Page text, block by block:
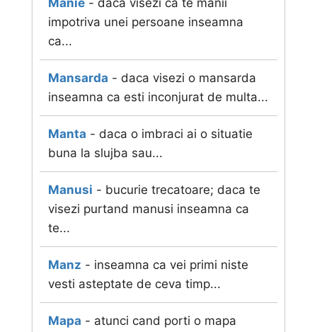
Manie - daca visezi ca te manii
impotriva unei persoane inseamna
ca...
Mansarda - daca visezi o mansarda
inseamna ca esti inconjurat de multa...
Manta - daca o imbraci ai o situatie
buna la slujba sau...
Manusi - bucurie trecatoare; daca te
visezi purtand manusi inseamna ca
te...
Manz - inseamna ca vei primi niste
vesti asteptate de ceva timp...
Mapa - atunci cand porti o mapa